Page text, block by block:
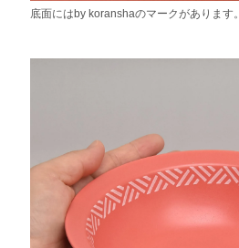
底面にはby koranshaのマークがあります。